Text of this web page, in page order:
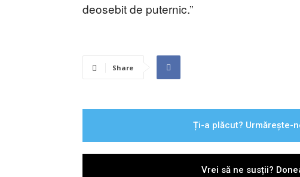
deosebit de puternic.”
Share
Ți-a plăcut? Urmărește-
Vrei să ne susții?